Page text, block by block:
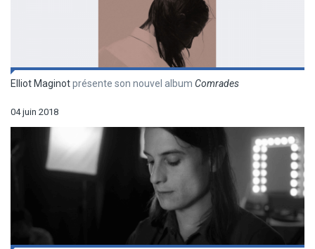
Elliot Maginotprésente son nouvel album Comrades
04 juin 2018